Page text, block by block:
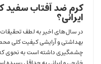
کرم ضد آفتاب سفید
ایرانی؟
در سال‌های اخیر به لطف تحقیقات
بهداشتی و آرایشی کیفیت کلی
چشمگیری داشته است به نحوی